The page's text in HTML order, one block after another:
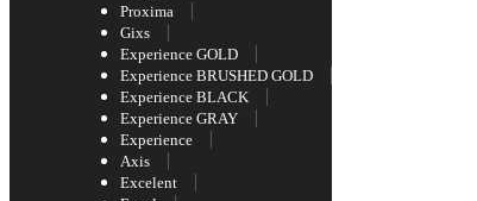
Proxima
Gixs
Experience GOLD
Experience BRUSHED GOLD
Experience BLACK
Experience GRAY
Experience
Axis
Excelent